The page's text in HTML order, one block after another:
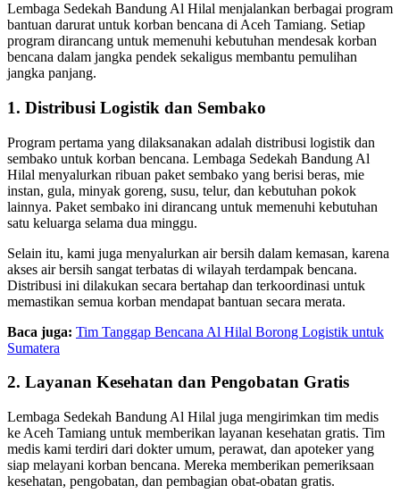
Lembaga Sedekah Bandung Al Hilal menjalankan berbagai program
bantuan darurat untuk korban bencana di Aceh Tamiang. Setiap
program dirancang untuk memenuhi kebutuhan mendesak korban
bencana dalam jangka pendek sekaligus membantu pemulihan
jangka panjang.
1. Distribusi Logistik dan Sembako
Program pertama yang dilaksanakan adalah distribusi logistik dan
sembako untuk korban bencana. Lembaga Sedekah Bandung Al
Hilal menyalurkan ribuan paket sembako yang berisi beras, mie
instan, gula, minyak goreng, susu, telur, dan kebutuhan pokok
lainnya. Paket sembako ini dirancang untuk memenuhi kebutuhan
satu keluarga selama dua minggu.
Selain itu, kami juga menyalurkan air bersih dalam kemasan, karena
akses air bersih sangat terbatas di wilayah terdampak bencana.
Distribusi ini dilakukan secara bertahap dan terkoordinasi untuk
memastikan semua korban mendapat bantuan secara merata.
Baca juga: Tim Tanggap Bencana Al Hilal Borong Logistik untuk
Sumatera
2. Layanan Kesehatan dan Pengobatan Gratis
Lembaga Sedekah Bandung Al Hilal juga mengirimkan tim medis
ke Aceh Tamiang untuk memberikan layanan kesehatan gratis. Tim
medis kami terdiri dari dokter umum, perawat, dan apoteker yang
siap melayani korban bencana. Mereka memberikan pemeriksaan
kesehatan, pengobatan, dan pembagian obat-obatan gratis.